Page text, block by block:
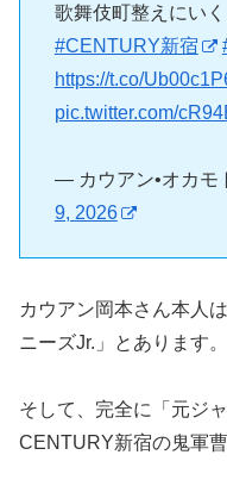
歌舞伎町整えにいく
#CENTURY新宿
https://t.co/
pic.twitter.com/
— カウアン•オカモ
9, 2026
カウアン岡本さん本人
ニーズJr.」とあります。
そして、完全に「元ジ
CENTURY新宿の鬼軍